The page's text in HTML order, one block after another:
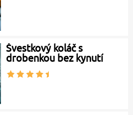
Švestkový koláč s
drobenkou bez kynutí